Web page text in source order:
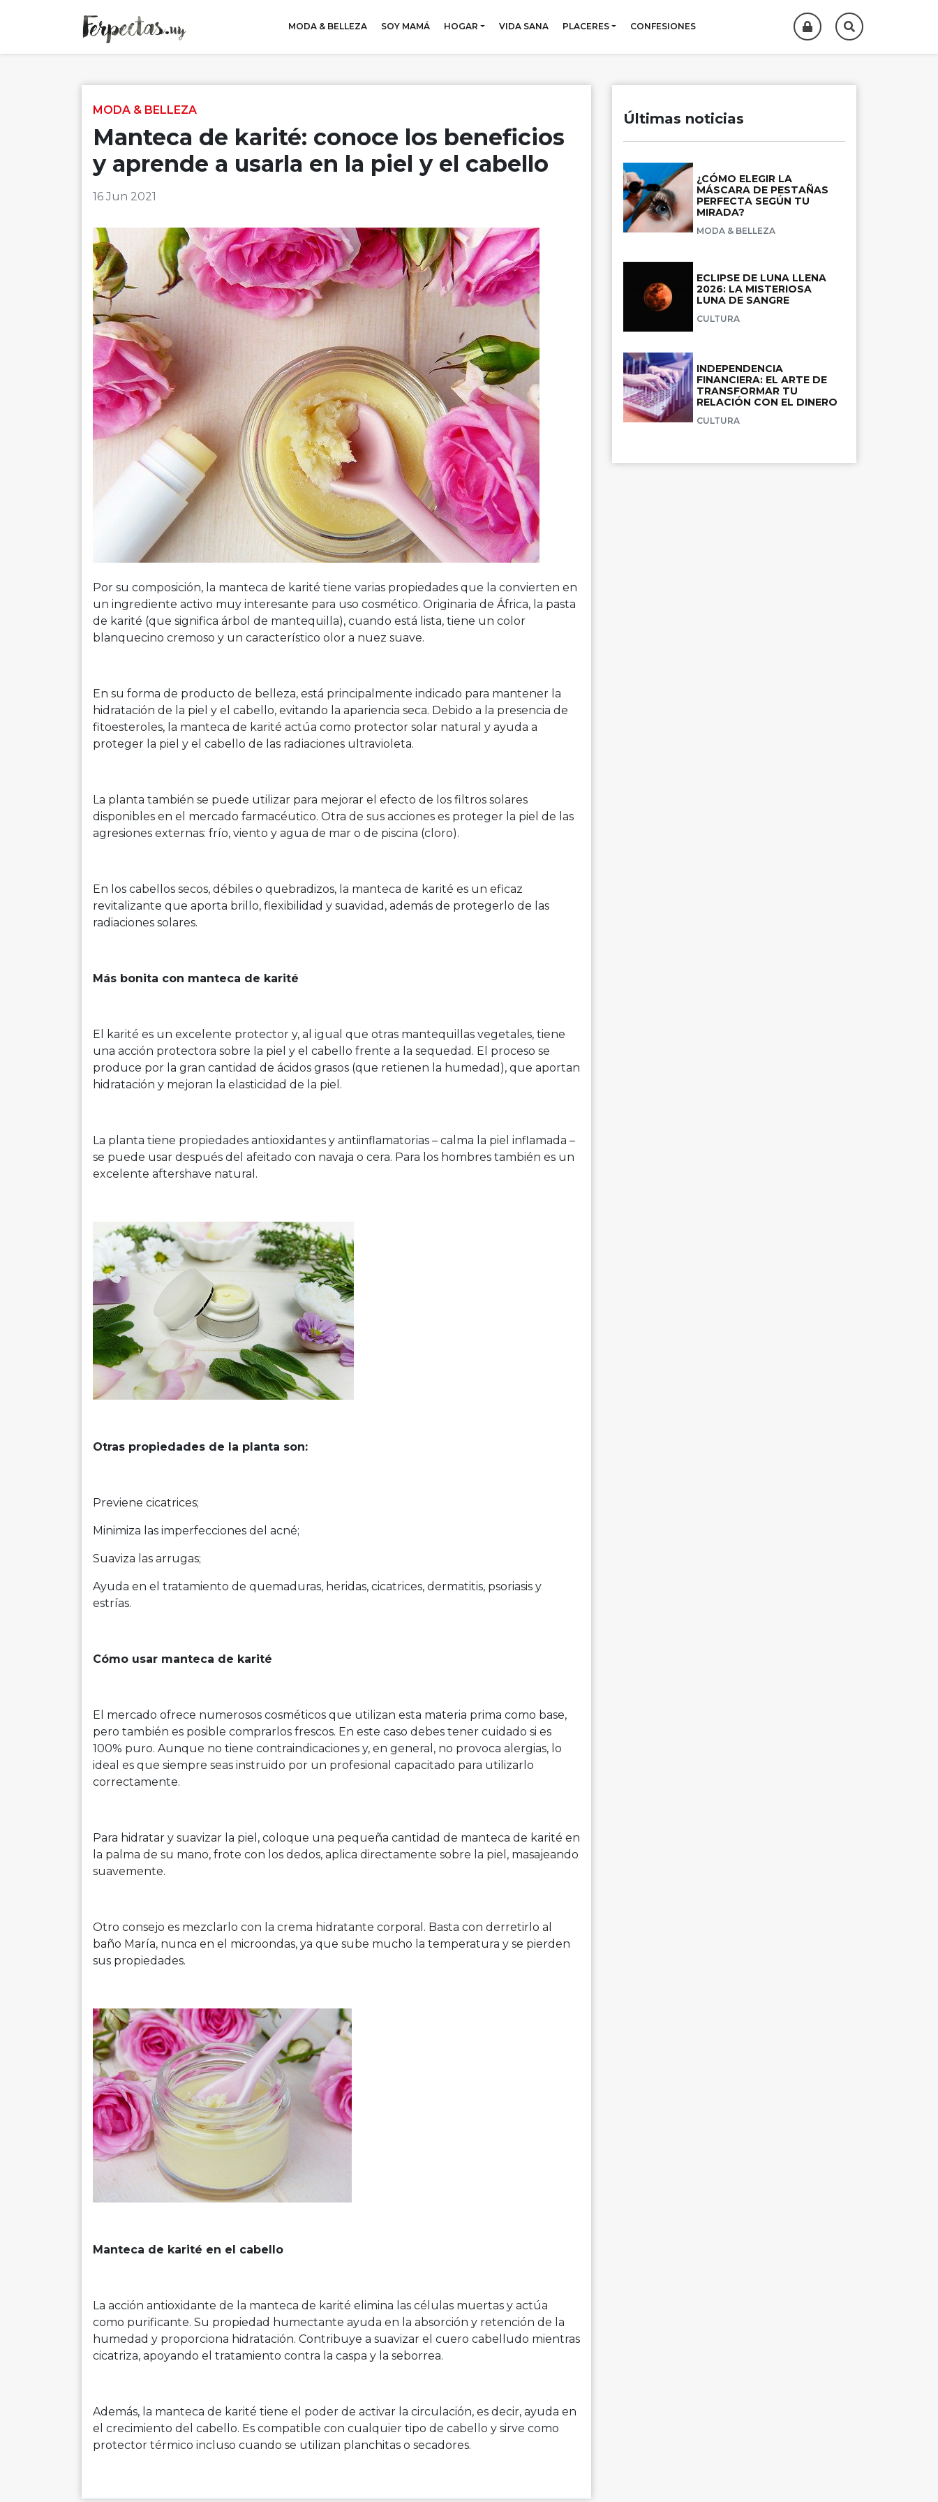
MODA & BELLEZA SOY MAMÁ HOGAR VIDA SANA PLACERES CONFESIONES
MODA & BELLEZA
Manteca de karité: conoce los beneficios
y aprende a usarla en la piel y el cabello
16 Jun 2021
Por su composición, la manteca de karité tiene varias propiedades que la convierten en
un ingrediente activo muy interesante para uso cosmético. Originaria de África, la pasta
de karité (que significa árbol de mantequilla), cuando está lista, tiene un color
blanquecino cremoso y un característico olor a nuez suave.
En su forma de producto de belleza, está principalmente indicado para mantener la
hidratación de la piel y el cabello, evitando la apariencia seca. Debido a la presencia de
fitoesteroles, la manteca de karité actúa como protector solar natural y ayuda a
proteger la piel y el cabello de las radiaciones ultravioleta.
La planta también se puede utilizar para mejorar el efecto de los filtros solares
disponibles en el mercado farmacéutico. Otra de sus acciones es proteger la piel de las
agresiones externas: frío, viento y agua de mar o de piscina (cloro).
En los cabellos secos, débiles o quebradizos, la manteca de karité es un eficaz
revitalizante que aporta brillo, flexibilidad y suavidad, además de protegerlo de las
radiaciones solares.
Más bonita con manteca de karité
El karité es un excelente protector y, al igual que otras mantequillas vegetales, tiene
una acción protectora sobre la piel y el cabello frente a la sequedad. El proceso se
produce por la gran cantidad de ácidos grasos (que retienen la humedad), que aportan
hidratación y mejoran la elasticidad de la piel.
La planta tiene propiedades antioxidantes y antiinflamatorias – calma la piel inflamada –
se puede usar después del afeitado con navaja o cera. Para los hombres también es un
excelente aftershave natural.
Otras propiedades de la planta son:
Previene cicatrices;
Minimiza las imperfecciones del acné;
Suaviza las arrugas;
Ayuda en el tratamiento de quemaduras, heridas, cicatrices, dermatitis, psoriasis y
estrías.
Cómo usar manteca de karité
El mercado ofrece numerosos cosméticos que utilizan esta materia prima como base,
pero también es posible comprarlos frescos. En este caso debes tener cuidado si es
100% puro. Aunque no tiene contraindicaciones y, en general, no provoca alergias, lo
ideal es que siempre seas instruido por un profesional capacitado para utilizarlo
correctamente.
Para hidratar y suavizar la piel, coloque una pequeña cantidad de manteca de karité en
la palma de su mano, frote con los dedos, aplica directamente sobre la piel, masajeando
suavemente.
Otro consejo es mezclarlo con la crema hidratante corporal. Basta con derretirlo al
baño María, nunca en el microondas, ya que sube mucho la temperatura y se pierden
sus propiedades.
Manteca de karité en el cabello
La acción antioxidante de la manteca de karité elimina las células muertas y actúa
como purificante. Su propiedad humectante ayuda en la absorción y retención de la
humedad y proporciona hidratación. Contribuye a suavizar el cuero cabelludo mientras
cicatriza, apoyando el tratamiento contra la caspa y la seborrea.
Además, la manteca de karité tiene el poder de activar la circulación, es decir, ayuda en
el crecimiento del cabello. Es compatible con cualquier tipo de cabello y sirve como
protector térmico incluso cuando se utilizan planchitas o secadores.
Últimas noticias
¿CÓMO ELEGIR LA
MÁSCARA DE PESTAÑAS
PERFECTA SEGÚN TU
MIRADA?
MODA & BELLEZA
ECLIPSE DE LUNA LLENA
2026: LA MISTERIOSA
LUNA DE SANGRE
CULTURA
INDEPENDENCIA
FINANCIERA: EL ARTE DE
TRANSFORMAR TU
RELACIÓN CON EL DINERO
CULTURA